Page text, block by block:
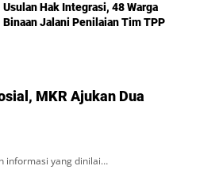
Usulan Hak Integrasi, 48 Warga
Binaan Jalani Penilaian Tim TPP
MKR Ajukan Dua
informasi yang dinilai…